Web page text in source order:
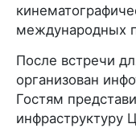
международных
После встречи
организован
Гостям
инфраструктуру